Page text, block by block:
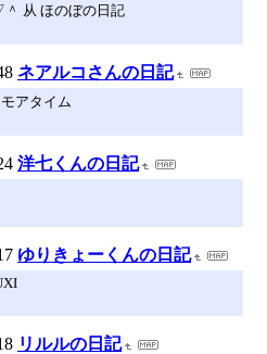
从 ほのぼの日記
ネアルコさんの日記
アタイム
洋七くんの日記
ゆりきょーくんの日記
リルルの日記